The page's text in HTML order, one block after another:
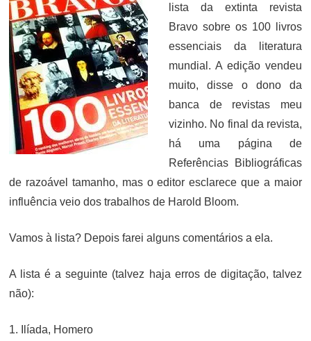
lista da extinta revista
Bravo sobre os 100 livros
essenciais da literatura
mundial. A edição vendeu
muito, disse o dono da
banca de revistas meu
vizinho. No final da revista,
há uma página de
Referências Bibliográficas
de razoável tamanho, mas o editor esclarece que a maior
influência veio dos trabalhos de Harold Bloom.
Vamos à lista? Depois farei alguns comentários a ela.
A lista é a seguinte (talvez haja erros de digitação, talvez
não):
1. Ilíada, Homero